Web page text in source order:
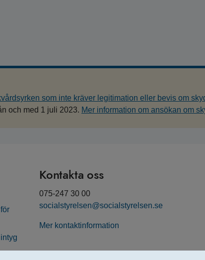
som inte kräver legitimation eller bevis om
och med 1 juli 2023. Mer information om ansökan om
Kontakta oss
075-247 30 00
socialstyrelsen@socialstyrelsen.se
Mer kontaktinformation